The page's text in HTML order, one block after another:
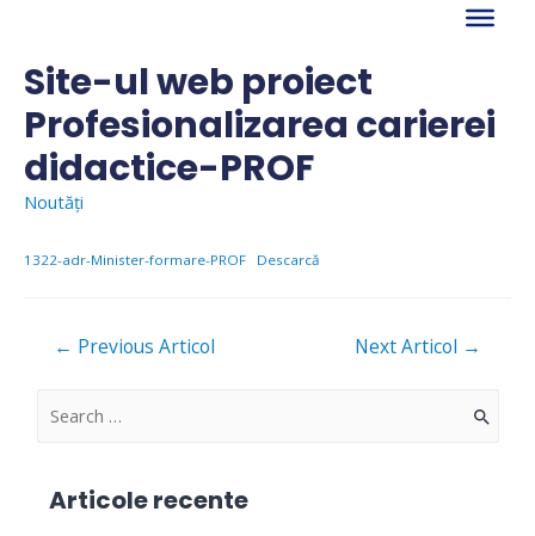
content
Site-ul web proiect
Profesionalizarea carierei
didactice-PROF
Noutăți
1322-adr-Minister-formare-PROF Descarcă
Navigare
← Previous Articol Next Articol →
S
Articole recente